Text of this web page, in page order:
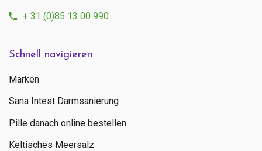
Schnell navigieren
Marken
Sana Intest Darmsanierung
Pille danach online bestellen
Keltisches Meersalz
+ 31 (0)85 13 00 990